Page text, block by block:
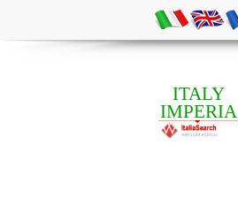
ITALY
IMPERIA